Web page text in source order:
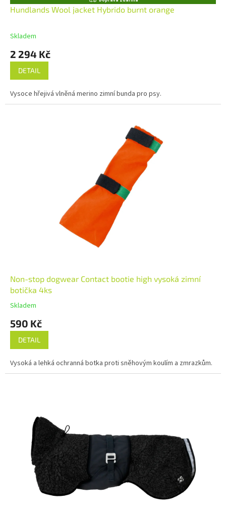
D
A
Hundlands Wool jacket Hybrido burnt orange
Skladem
2 294 Kč
DETAIL
Vysoce hřejivá vlněná merino zimní bunda pro psy.
Non-stop dogwear Contact bootie high vysoká zimní
botička 4ks
Skladem
590 Kč
DETAIL
Vysoká a lehká ochranná botka proti sněhovým koulím a zmrazkům.